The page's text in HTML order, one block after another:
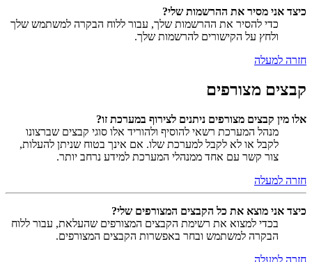
כיצד אני מסיר את ההרשמות שלי?
כדי להסיר את ההרשמות שלך, עבור ללוח הבקרה למשתמש שלך
ולחץ על הקישורים להרשמות שלך.
חזרה למעלה
קבצים מצורפים
אלו מין קבצים מצורפים ניתנים לצירוף במערכת זו?
מנהל המערכת רשאי להוסיף ולהוריד אלו סוגי קבצים שברצונו
לקבל או לא לקבל למערכת שלו. אם אינך בטוח שניתן להעלות,
צור קשר עם אחד ממנהלי המערכת למידע נרחב יותר.
חזרה למעלה
כיצד אני מוצא את כל הקבצים המצורפים שלי?
בכדי למצוא את רשימת הקבצים המצורפים שהעלאת, עבור ללוח
הבקרה למשתמש ובחר באפשרות הקבצים המצורפים.
חזרה למעלה